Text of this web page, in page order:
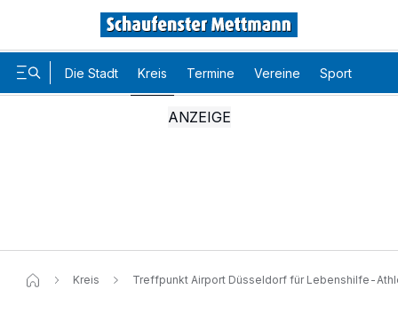
Die Stadt Kreis Termine Vereine Sport
Kreis Treffpunkt Airport Düsseldorf für Lebenshilfe-